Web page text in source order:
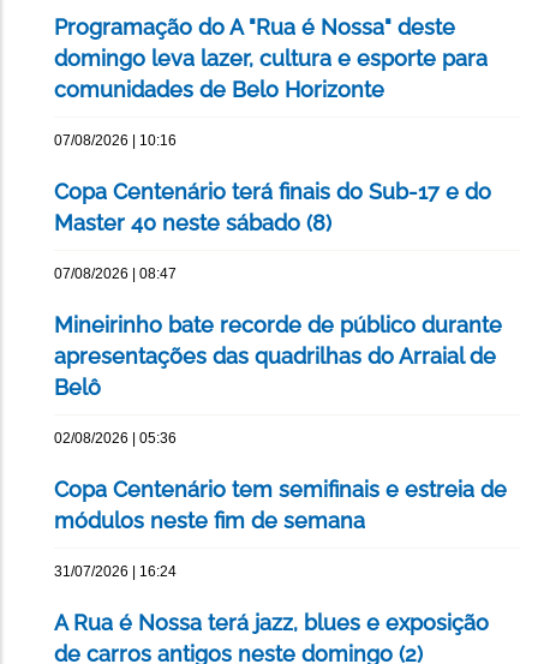
Programação do A "Rua é Nossa" deste
domingo leva lazer, cultura e esporte para
comunidades de Belo Horizonte
07/08/2026 | 10:16
Copa Centenário terá finais do Sub-17 e do
Master 40 neste sábado (8)
07/08/2026 | 08:47
Mineirinho bate recorde de público durante
apresentações das quadrilhas do Arraial de
Belô
02/08/2026 | 05:36
Copa Centenário tem semifinais e estreia de
módulos neste fim de semana
31/07/2026 | 16:24
A Rua é Nossa terá jazz, blues e exposição
de carros antigos neste domingo (2)